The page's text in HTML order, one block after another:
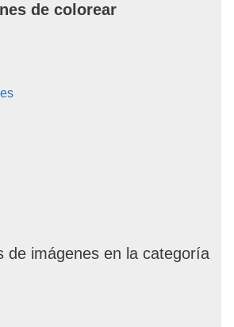
de colorear
de imágenes en la categoría